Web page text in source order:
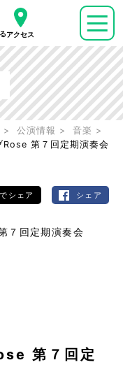
アクセス
公演情報
音楽
Rose 第７回定期演奏会
シェア シェア
第７回定